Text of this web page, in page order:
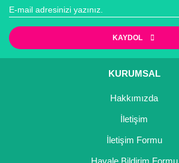
KAYDOL
KURUMSAL
Hakkımızda
İletişim
İletişim Formu
Havale Bildirim Formu